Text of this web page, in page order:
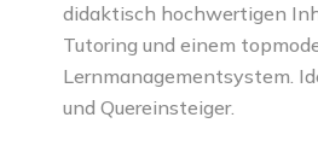
didaktisch hochwertigen
Tutoring und einem
Lernmanagementsystem.
und Quereinsteiger.